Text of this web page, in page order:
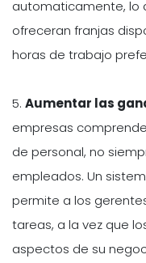
automaticamente, lo
ofreceran franjas
horas de trabajo
5. Aumentar las
empresas
de personal, no
empleados. Un
permite a los
tareas, a la vez que
aspectos de su